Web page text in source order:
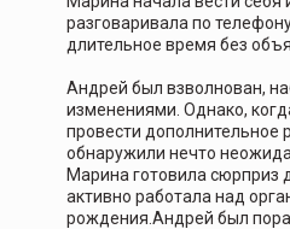
разговаривала по
длительное время без
Андрей был взволнован,
изменениями. Однако,
провести дополнительное
обнаружили нечто
Марина готовила сюрприз
активно работала над
рождения.Андрей был